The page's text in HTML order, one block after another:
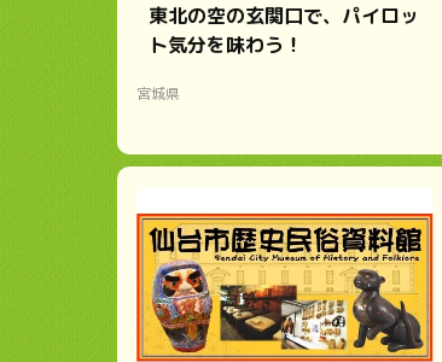
東北の空の玄関口で、パイロッ
ト気分を味わう！
宮城県